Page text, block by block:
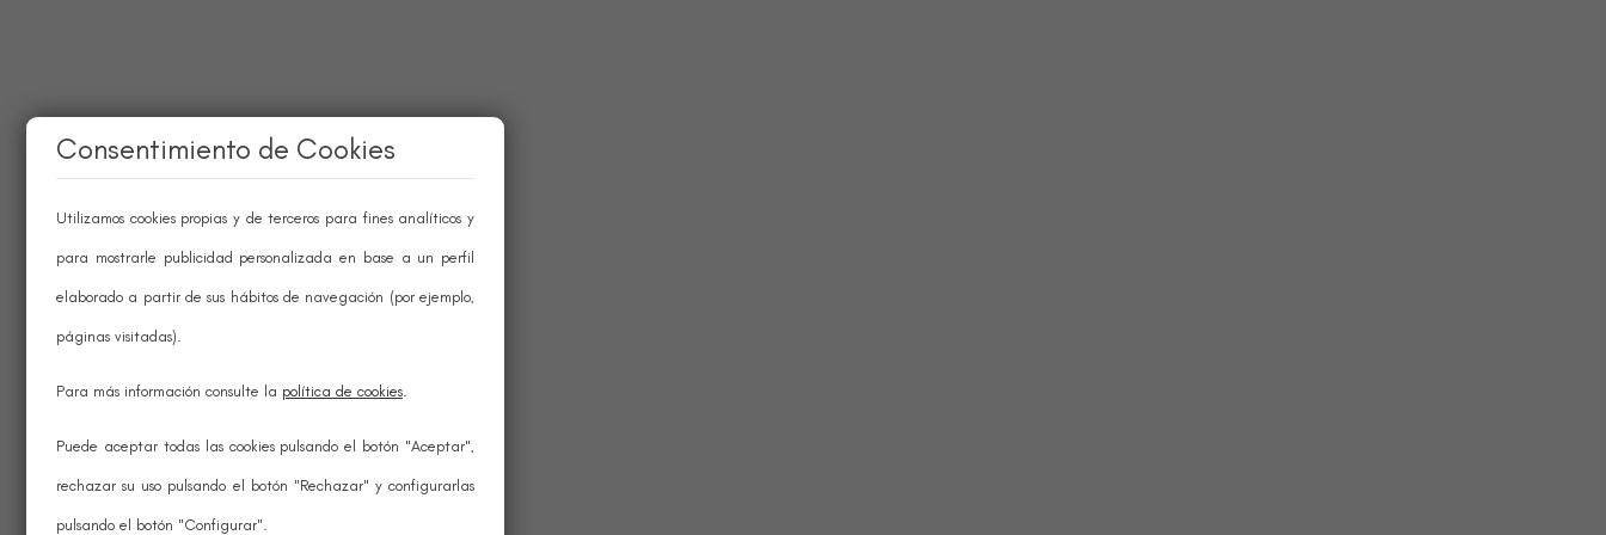
Consentimiento de Cookies
Utilizamos cookies propias y de terceros para fines analíticos y
para mostrarle publicidad personalizada en base a un perfil
elaborado a partir de sus hábitos de navegación (por ejemplo,
páginas visitadas).
Para más información consulte la política de cookies.
Puede aceptar todas las cookies pulsando el botón "Aceptar",
rechazar su uso pulsando el botón "Rechazar" y configurarlas
pulsando el botón "Configurar".